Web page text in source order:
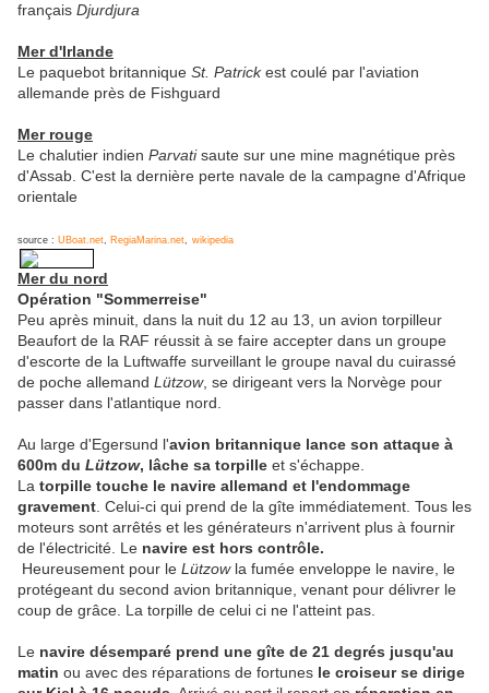
français Djurdjura
Mer d'Irlande
Le paquebot britannique St. Patrickest coulé par l'aviation
allemande près de Fishguard
Mer rouge
Le chalutier indien Parvatisaute sur une mine magnétique près
d'Assab. C'est la dernière perte navale de la campagne d'Afrique
orientale
source : UBoat.net, RegiaMarina.net, wikipedia
Mer du nord
Opération "Sommerreise"
Peu après minuit, dans la nuit du 12 au 13, un avion torpilleur
Beaufort de la RAF réussit à se faire accepter dans un groupe
d'escorte de la Luftwaffe surveillant le groupe naval du cuirassé
de poche allemand Lützow, se dirigeant vers la Norvège pour
passer dans l'atlantique nord.
Au large d'Egersund l'avion britannique lance son attaque à
600m du Lützow, lâche sa torpille et s'échappe.
La torpille touche le navire allemand et l'endommage
gravement . Celui-ci qui prend de la gîte immédiatement. Tous les
moteurs sont arrêtés et les générateurs n'arrivent plus à fournir
de l'électricité. Le navire est hors contrôle.
Heureusement pour le Lützowla fumée enveloppe le navire, le
protégeant du second avion britannique, venant pour délivrer le
coup de grâce. La torpille de celui ci ne l'atteint pas.
Le navire désemparé prend une gîte de 21 degrés jusqu'au
matin ou avec des réparations de fortunes le croiseur se dirige